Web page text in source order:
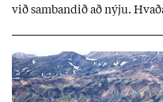
við sam­band­ið að nýju.